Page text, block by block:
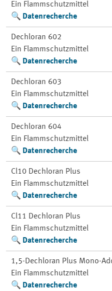
Ein Flammschutzmittel
Datenrecherche
Dechloran 602
Ein Flammschutzmittel
Datenrecherche
Dechloran 603
Ein Flammschutzmittel
Datenrecherche
Dechloran 604
Ein Flammschutzmittel
Datenrecherche
Cl10 Dechloran Plus
Ein Flammschutzmittel
Datenrecherche
Cl11 Dechloran Plus
Ein Flammschutzmittel
Datenrecherche
1,5-Dechloran Plus Mono-
Ein Flammschutzmittel
Datenrecherche